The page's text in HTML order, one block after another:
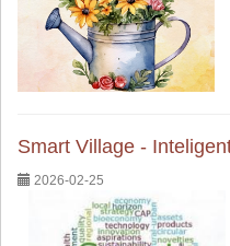
Smart Village -
2026-02-25